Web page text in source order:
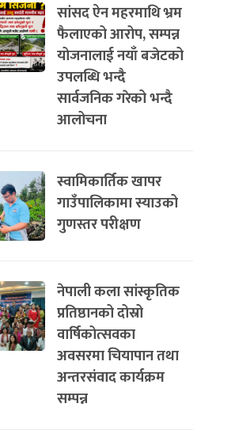
सांसद ऐन महरमाथि भ्रम
फैलाएको आरोप, सम्पन्न
योजनालाई नयाँ बजेटको
उपलब्धि भन्दै
सार्वजनिक गरेको भन्दै
आलोचना
स्वामिकार्तिक खापर
गाउँपालिकामा स्याउको
गुणस्तर परीक्षण
नेपाली कला सांस्कृतिक
प्रतिष्ठानको दोस्रो
वार्षिकोत्सवका
अवसरमा चियापान तथा
अन्तरसंवाद कार्यक्रम
सम्पन्न